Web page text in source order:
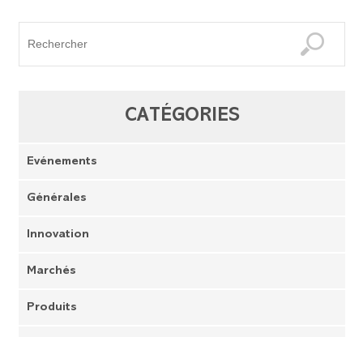
CATÉGORIES
Evénements
Générales
Innovation
Marchés
Produits